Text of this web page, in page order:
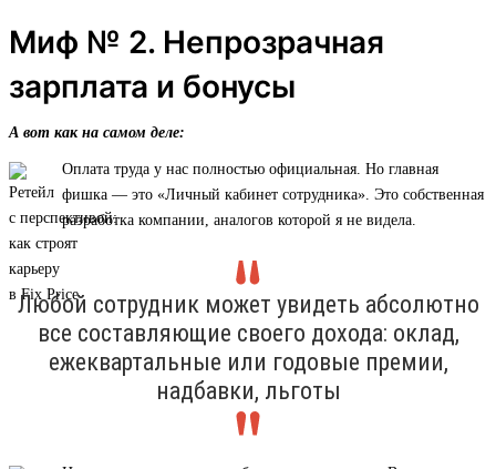
Миф № 2. Непрозрачная
зарплата и бонусы
А вот как на самом деле:
Оплата труда у нас полностью официальная. Но главная
фишка — это «Личный кабинет сотрудника». Это собственная
разработка компании, аналогов которой я не видела.
Любой сотрудник может увидеть абсолютно
все составляющие своего дохода: оклад,
ежеквартальные или годовые премии,
надбавки, льготы